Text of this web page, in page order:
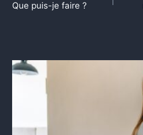
Que puis-je faire ?